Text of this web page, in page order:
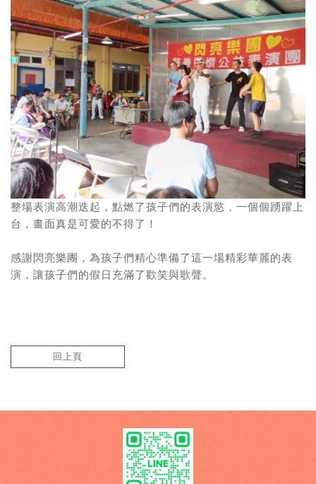
整場表演高潮迭起，點燃了孩子們的表演慾，一個個踴躍上
台，畫面真是可愛的不得了！
感謝閃亮樂團，為孩子們精心準備了這一場精彩華麗的表
演，讓孩子們的假日充滿了歡笑與歌聲。
回上頁